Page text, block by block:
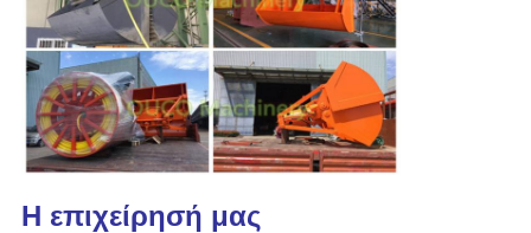
Η επιχείρησή μας